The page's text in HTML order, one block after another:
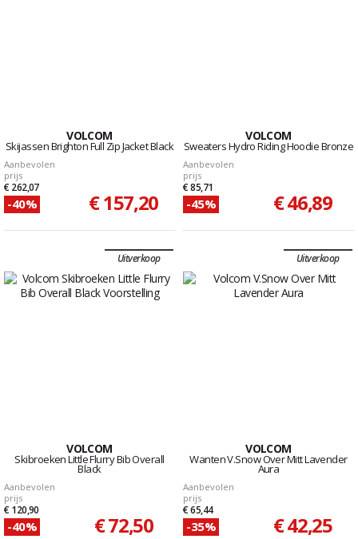
VOLCOM
Skijassen Brighton Full Zip Jacket Black
Aanbevolen
prijs
€ 262,07
-40% € 157,20
VOLCOM
Sweaters Hydro Riding Hoodie Bronze
Aanbevolen
prijs
€ 85,71
-45% € 46,89
Uitverkoop
VOLCOM
Skibroeken Little Flurry Bib Overall
Black
Aanbevolen
prijs
€ 120,90
-40% € 72,50
Uitverkoop
VOLCOM
Wanten V.Snow Over Mitt Lavender
Aura
Aanbevolen
prijs
€ 65,44
-35% € 42,25